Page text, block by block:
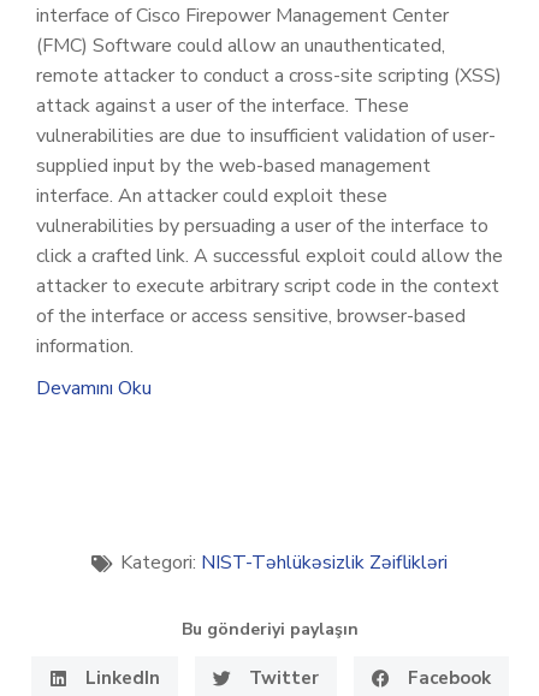
interface of Cisco Firepower Management Center
(FMC) Software could allow an unauthenticated,
remote attacker to conduct a cross-site scripting (XSS)
attack against a user of the interface. These
vulnerabilities are due to insufficient validation of user-
supplied input by the web-based management
interface. An attacker could exploit these
vulnerabilities by persuading a user of the interface to
click a crafted link. A successful exploit could allow the
attacker to execute arbitrary script code in the context
of the interface or access sensitive, browser-based
information.
Devamını Oku
Kategori: NIST-Təhlükəsizlik Zəiflikləri
Bu gönderiyi paylaşın
LinkedIn Twitter Facebook